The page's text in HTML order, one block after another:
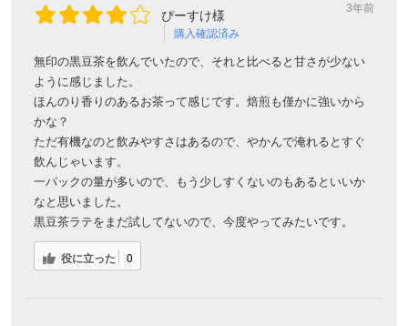
ぴーすけ様
購入確認済み
3年前
無印の黒豆茶を飲んでいたので、それと比べると甘さが少ない
ように感じました。
ほんのり香りのあるお茶って感じです。焙煎も僅かに強いから
かな？
ただ有機なのと飲みやすさはあるので、やかんで淹れるとすぐ
飲んじゃいます。
一パックの量が多いので、もう少しすくないのもあるといいか
なと思いました。
黒豆茶ラテをまだ試してないので、今度やってみたいです。
役に立った 0